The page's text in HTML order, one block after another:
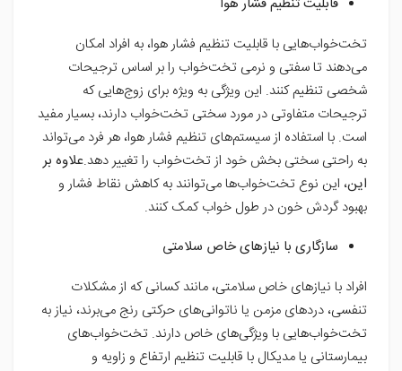
تخت‌خواب‌هایی با قابلیت تنظیم فشار هوا، به افراد امکان
می‌دهند تا سفتی و نرمی تخت‌خواب را بر اساس ترجیحات
شخصی تنظیم کنند. این ویژگی به ویژه برای زوج‌هایی که
ترجیحات متفاوتی در مورد سختی تخت‌خواب دارند، بسیار مفید
است. با استفاده از سیستم‌های تنظیم فشار هوا، هر فرد می‌تواند
به راحتی سختی بخش خود از تخت‌خواب را تغییر دهد.علاوه بر
این، این نوع تخت‌خواب‌ها می‌توانند به کاهش نقاط فشار و
بهبود گردش خون در طول خواب کمک کنند.
سازگاری با نیازهای خاص سلامتی
افراد با نیازهای خاص سلامتی، مانند کسانی که از مشکلات
تنفسی، دردهای مزمن یا ناتوانی‌های حرکتی رنج می‌برند، نیاز به
تخت‌خواب‌هایی با ویژگی‌های خاص دارند. تخت‌خواب‌های
بیمارستانی یا مدیکال با قابلیت تنظیم ارتفاع و زاویه و